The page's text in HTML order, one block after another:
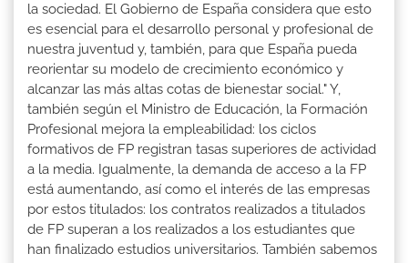
la sociedad. El Gobierno de España considera que esto
es esencial para el desarrollo personal y profesional de
nuestra juventud y, también, para que España pueda
reorientar su modelo de crecimiento económico y
alcanzar las más altas cotas de bienestar social." Y,
también según el Ministro de Educación, la Formación
Profesional mejora la empleabilidad: los ciclos
formativos de FP registran tasas superiores de actividad
a la media. Igualmente, la demanda de acceso a la FP
está aumentando, así como el interés de las empresas
por estos titulados: los contratos realizados a titulados
de FP superan a los realizados a los estudiantes que
han finalizado estudios universitarios. También sabemos